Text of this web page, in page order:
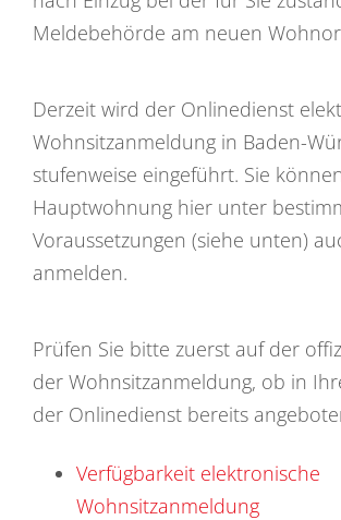
Meldebehörde am neuen
Derzeit wird der Onlinedienst
Wohnsitzanmeldung in Baden-
stufenweise eingeführt. Sie
Hauptwohnung hier unter
Voraussetzungen (siehe unten)
anmelden.
Prüfen Sie bitte zuerst auf der
der Wohnsitzanmeldung, ob in
der Onlinedienst bereits
Verfügbarkeit elektronische
Wohnsitzanmeldung